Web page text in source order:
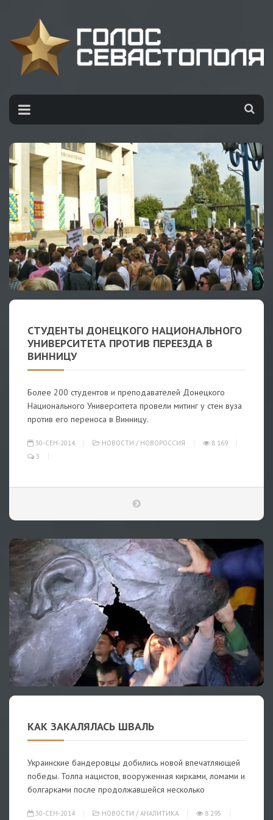
СТУДЕНТЫ ДОНЕЦКОГО НАЦИОНАЛЬНОГО
УНИВЕРСИТЕТА ПРОТИВ ПЕРЕЕЗДА В
ВИННИЦУ
Более 200 студентов и преподавателей Донецкого
Национального Университета провели митинг у стен вуза
против его переноса в Винницу.
30-СЕН-2014 НОВОСТИ / НОВОРОССИЯ
8 169
3
КАК ЗАКАЛЯЛАСЬ ШВАЛЬ
Украинские бандеровцы добились новой впечатляющей
победы. Толпа нацистов, вооруженная кирками, ломами и
болгарками после продолжавшейся несколько
30-СЕН-2014 НОВОСТИ / АНАЛИТИКА 8 295